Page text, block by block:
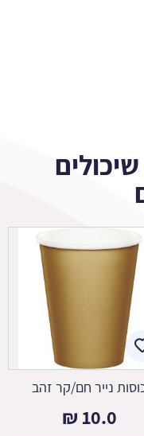
נייר חם/קר זהב
10.0
₪